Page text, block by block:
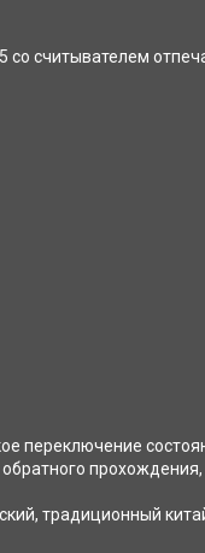
со считывателем
прохождения,
традиционный